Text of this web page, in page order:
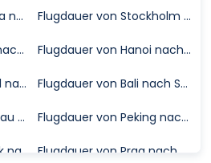
Flugdauer von Okinawa nach Seoul Flugdauer von Stockholm nach Seoul
Flugdauer von Zürich nach Seoul Flugdauer von Hanoi nach Seoul
Flugdauer von Istanbul nach Seoul Flugdauer von Bali nach Seoul
Flugdauer von Warschau nach Seoul Flugdauer von Peking nach Seoul